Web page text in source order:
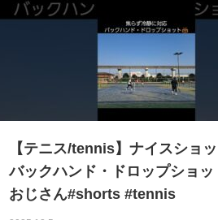
【テニス/tennis】ナイスショ
バックハンド・ドロップショッ
おじさん#shorts #tennis